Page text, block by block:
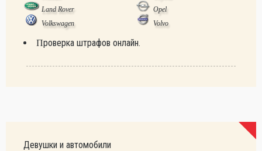
Land Rover
Opel
Volkswagen
Volvo
Проверка штрафов онлайн.
Девушки и автомобили